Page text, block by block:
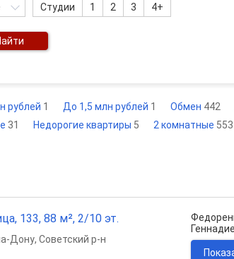
Студии 1 2 3 4+
рублей 1 До 1,5 млн рублей 1 Обмен 442
31 Недорогие квартиры 5 2 комнатные 553
133, 88 м², 2/10 эт.
Дону, Советский р-н